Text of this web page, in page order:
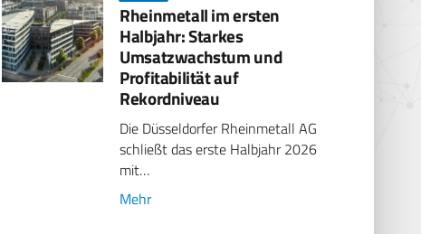
Rheinmetall im ersten
Halbjahr: Starkes
Umsatzwachstum und
Profitabilität auf
Rekordniveau
Die Düsseldorfer Rheinmetall AG
schließt das erste Halbjahr 2026
mit…
Mehr